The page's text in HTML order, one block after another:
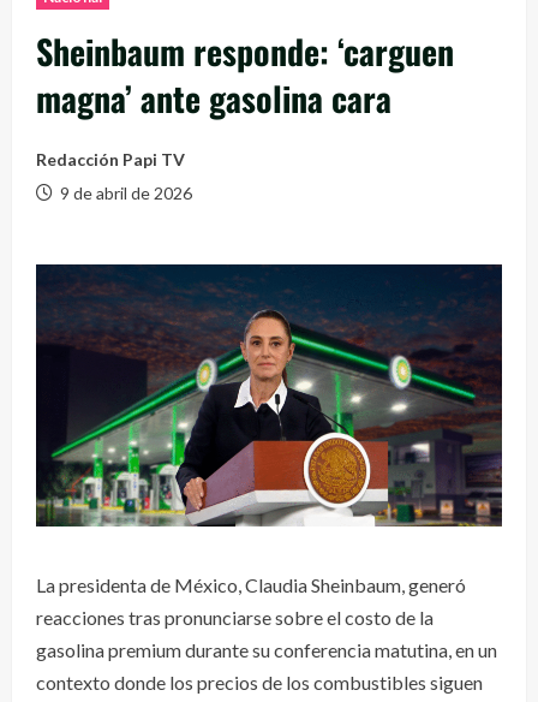
Sheinbaum responde: ‘carguen
magna’ ante gasolina cara
Redacción Papi TV
9 de abril de 2026
La presidenta de México, Claudia Sheinbaum, generó
reacciones tras pronunciarse sobre el costo de la
gasolina premium durante su conferencia matutina, en un
contexto donde los precios de los combustibles siguen